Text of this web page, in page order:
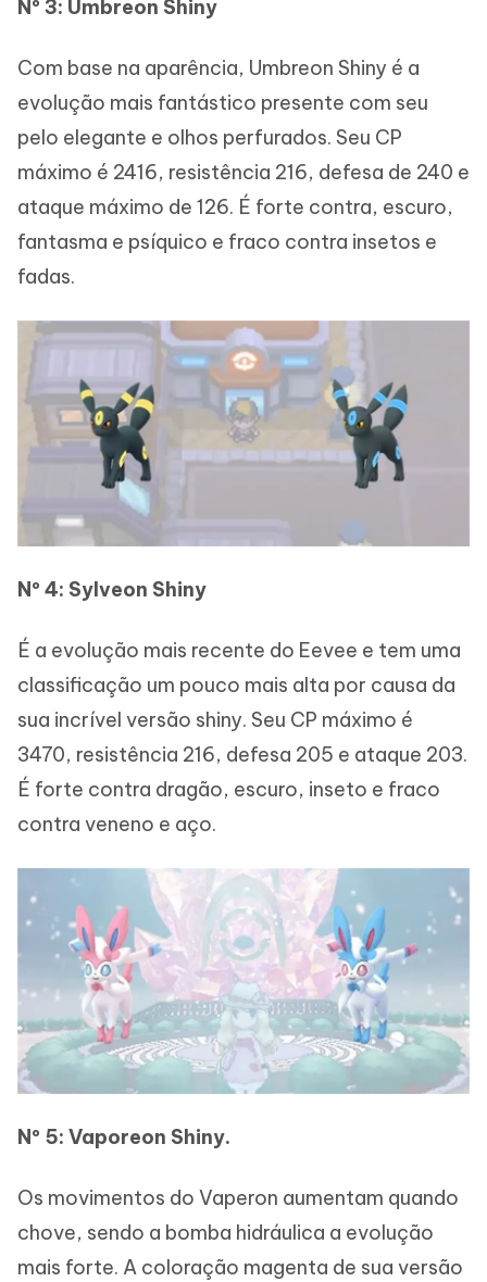
Nº 3: Umbreon Shiny
Com base na aparência, Umbreon Shiny é a
evolução mais fantástico presente com seu
pelo elegante e olhos perfurados. Seu CP
máximo é 2416, resistência 216, defesa de 240 e
ataque máximo de 126. É forte contra, escuro,
fantasma e psíquico e fraco contra insetos e
fadas.
Nº 4: Sylveon Shiny
É a evolução mais recente do Eevee e tem uma
classificação um pouco mais alta por causa da
sua incrível versão shiny. Seu CP máximo é
3470, resistência 216, defesa 205 e ataque 203.
É forte contra dragão, escuro, inseto e fraco
contra veneno e aço.
Nº 5: Vaporeon Shiny.
Os movimentos do Vaperon aumentam quando
chove, sendo a bomba hidráulica a evolução
mais forte. A coloração magenta de sua versão